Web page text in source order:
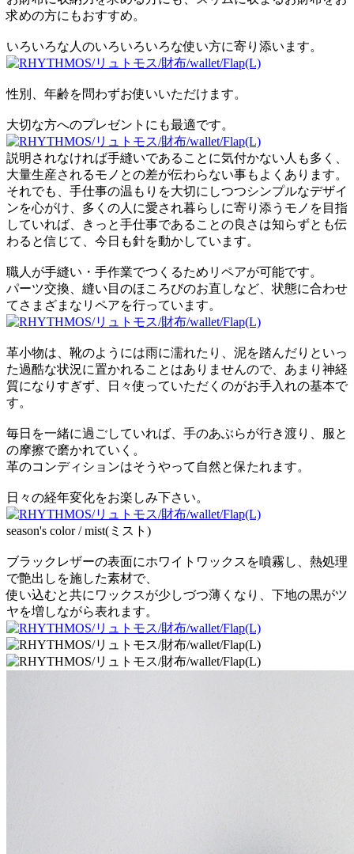
求めの方にもおすすめ。
いろいろな人のいろいろいろな使い方に寄り添います。
性別、年齢を問わずお使いいただけます。
大切な方へのプレゼントにも最適です。
説明されなければ手縫いであることに気付かない人も多く、
大量生産されるモノとの差が伝わらない事もよくあります。
それでも、手仕事の温もりを大切にしつつシンプルなデザイ
ンを心がけ、多くの人に愛され暮らしに寄り添うモノを目指
していれば、きっと手仕事であることの良さは知らずとも伝
わると信じて、今日も針を動かしています。
職人が手縫い・手作業でつくるためリペアが可能です。
パーツ交換、縫い目のほころびのお直しなど、状態に合わせ
てさまざまなリペアを行っています。
革小物は、靴のようには雨に濡れたり、泥を踏んだりといっ
た過酷な状況に置かれることはありませんので、あまり神経
質になりすぎず、日々使っていただくのがお手入れの基本で
す。
毎日を一緒に過ごしていれば、手のあぶらが行き渡り、服と
の摩擦で磨かれていく。
革のコンディションはそうやって自然と保たれます。
日々の経年変化をお楽しみ下さい。
season's color / mist(ミスト)
ブラックレザーの表面にホワイトワックスを噴霧し、熱処理
で艶出しを施した素材で、
使い込むと共にワックスが少しづつ薄くなり、下地の黒がツ
ヤを増しながら表れます。